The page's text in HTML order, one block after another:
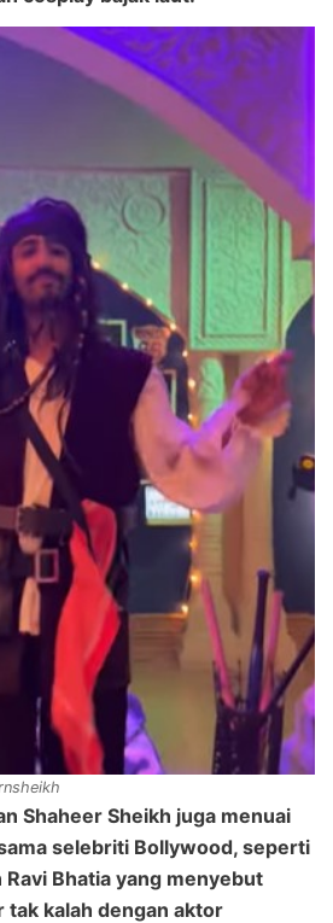
Shaheer Sheikh juga menuai
selebriti Bollywood, seperti
Ravi Bhatia yang menyebut
tak kalah dengan aktor